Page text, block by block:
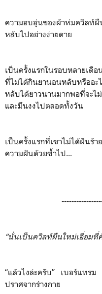
ความอบอุ่นของผ้าห่มควิลท์
หลับไปอย่างง่ายดาย
เป็นครั้งแรกในรอบหลายเดื
ที่ไม่ได้กินยานอนหลับหรืออะ
หลับได้ยาวนานมากพอที่จะ
และมึนงงไปตลอดทั้งวัน
เป็นครั้งแรกที่เขาไม่ได้ฝัน
ความฝันด้วยซ้ำไป...
“นั่นเป็นควิลท์ผืนใหม่เอี่ยมที่
“แล้วไงล่ะครับ” เบอร์แทรม
ปราศจากร่างกาย